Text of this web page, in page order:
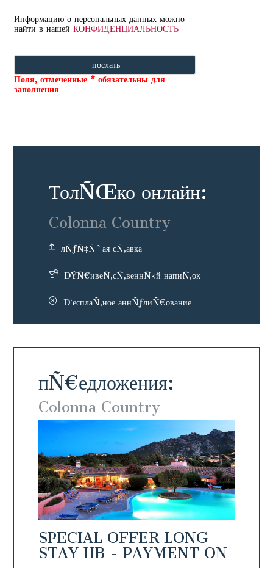
Информацию о персональных данных можно
найти в нашей КОНФИДЕНЦИАЛЬНОСТЬ
Поля, отмеченные * обязательны для
заполнения
пÑ€едложения:
Colonna Country
SPECIAL OFFER LONG
STAY HB - PAYMENT ON
ТолÑŒко онлайн:
Colonna Country
лÑƒÑ‡Ñˆая сÑ‚авка
ÐŸÑ€ивеÑ‚сÑ‚веннÑ‹й напиÑ‚ок
Ð‘есплаÑ‚ное аннÑƒлиÑ€ование